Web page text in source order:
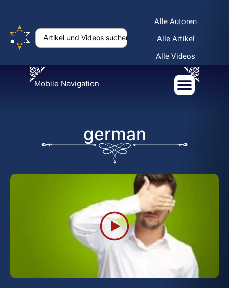
Alle Autoren
Alle Artikel
Alle Videos
Mobile Navigation
german